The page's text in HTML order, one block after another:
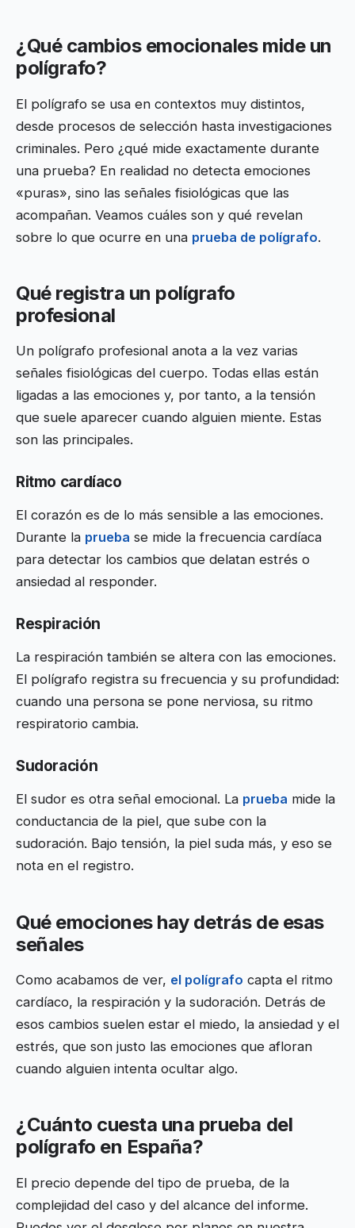
¿Qué cambios emocionales mide un
polígrafo?
El polígrafo se usa en contextos muy distintos,
desde procesos de selección hasta investigaciones
criminales. Pero ¿qué mide exactamente durante
una prueba? En realidad no detecta emociones
«puras», sino las señales fisiológicas que las
acompañan. Veamos cuáles son y qué revelan
sobre lo que ocurre en una prueba de polígrafo.
Qué registra un polígrafo
profesional
Un polígrafo profesional anota a la vez varias
señales fisiológicas del cuerpo. Todas ellas están
ligadas a las emociones y, por tanto, a la tensión
que suele aparecer cuando alguien miente. Estas
son las principales.
Ritmo cardíaco
El corazón es de lo más sensible a las emociones.
Durante la prueba se mide la frecuencia cardíaca
para detectar los cambios que delatan estrés o
ansiedad al responder.
Respiración
La respiración también se altera con las emociones.
El polígrafo registra su frecuencia y su profundidad:
cuando una persona se pone nerviosa, su ritmo
respiratorio cambia.
Sudoración
El sudor es otra señal emocional. La prueba mide la
conductancia de la piel, que sube con la
sudoración. Bajo tensión, la piel suda más, y eso se
nota en el registro.
Qué emociones hay detrás de esas
señales
Como acabamos de ver, el polígrafo capta el ritmo
cardíaco, la respiración y la sudoración. Detrás de
esos cambios suelen estar el miedo, la ansiedad y el
estrés, que son justo las emociones que afloran
cuando alguien intenta ocultar algo.
¿Cuánto cuesta una prueba del
polígrafo en España?
El precio depende del tipo de prueba, de la
complejidad del caso y del alcance del informe.